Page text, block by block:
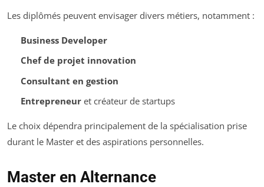
Les diplômés peuvent envisager divers métiers, notamment :
Business Developer
Chef de projet innovation
Consultant en gestion
Entrepreneuret créateur de startups
Le choix dépendra principalement de la spécialisation prise
durant le Master et des aspirations personnelles.
Master en Alternance